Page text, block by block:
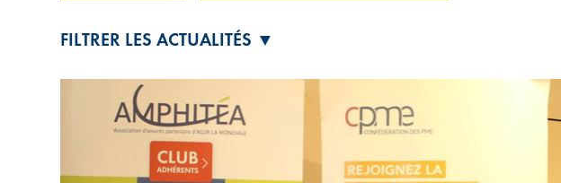
FILTRER LES ACTUALITÉS ▼